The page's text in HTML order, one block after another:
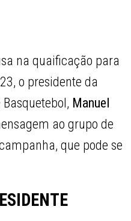
na quaificação para
o presidente da
Manuel
ao grupo de
que pode se